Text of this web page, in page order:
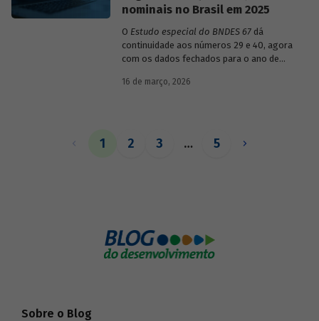
nominais no Brasil em 2025
O Estudo especial do BNDES 67dá
continuidade aos números 29 e 40, agora
com os dados fechados para o ano de
16 de março, 2026
1 2 3 … 5
Sobre o Blog